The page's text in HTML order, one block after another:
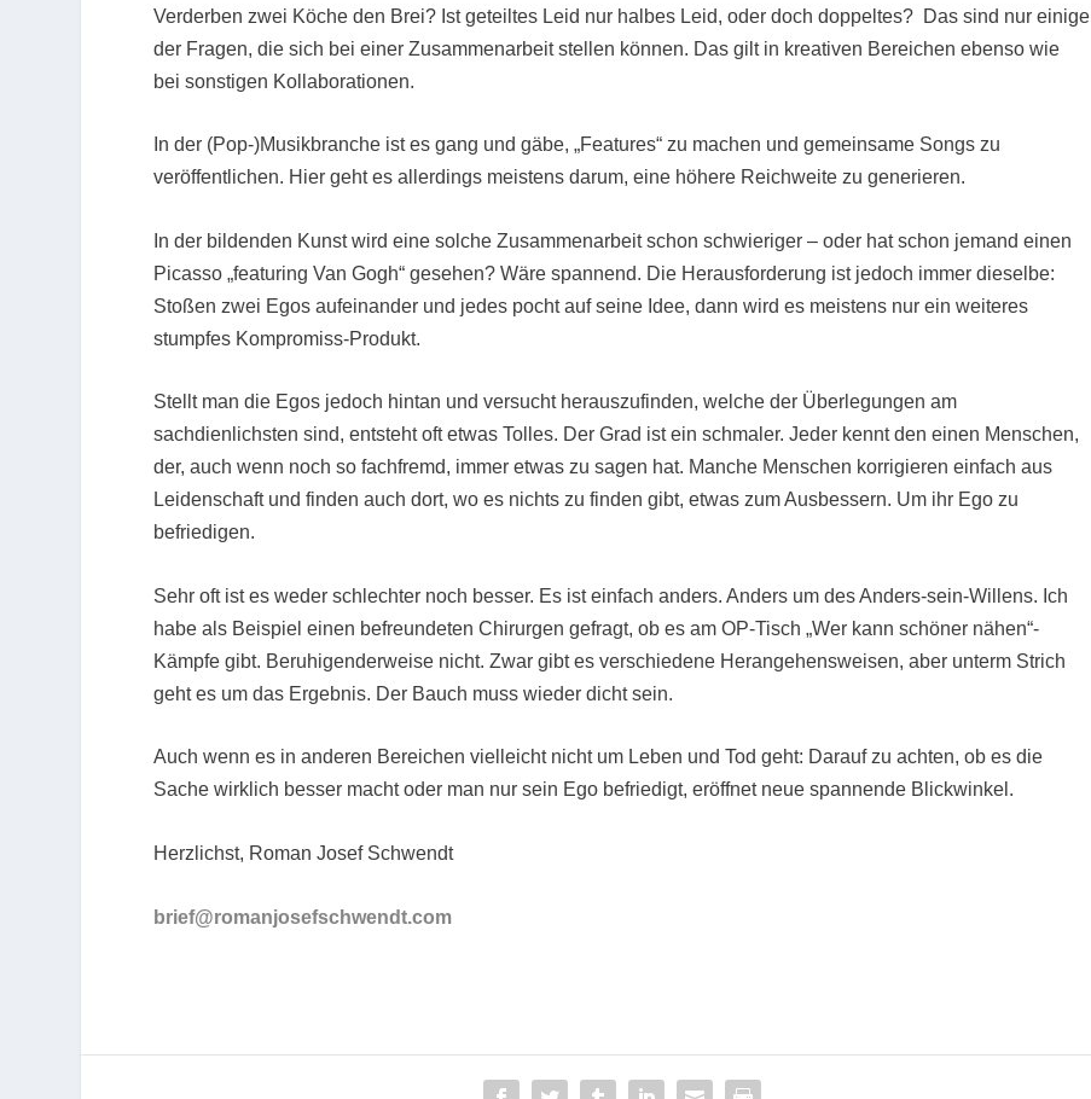
Verderben zwei Köche den Brei? Ist geteiltes Leid nur halbes Leid, oder doch doppeltes? Das sind nur einige
der Fragen, die sich bei einer Zusammenarbeit stellen können. Das gilt in kreativen Bereichen ebenso wie
bei sonstigen Kollaborationen.
In der (Pop-)Musikbranche ist es gang und gäbe, „Features“ zu machen und gemeinsame Songs zu
veröffentlichen. Hier geht es allerdings meistens darum, eine höhere Reichweite zu generieren.
In der bildenden Kunst wird eine solche Zusammenarbeit schon schwieriger – oder hat schon jemand einen
Picasso „featuring Van Gogh“ gesehen? Wäre spannend. Die Herausforderung ist jedoch immer dieselbe:
Stoßen zwei Egos aufeinander und jedes pocht auf seine Idee, dann wird es meistens nur ein weiteres
stumpfes Kompromiss-Produkt.
Stellt man die Egos jedoch hintan und versucht herauszufinden, welche der Überlegungen am
sachdienlichsten sind, entsteht oft etwas Tolles. Der Grad ist ein schmaler. Jeder kennt den einen Menschen,
der, auch wenn noch so fachfremd, immer etwas zu sagen hat. Manche Menschen korrigieren einfach aus
Leidenschaft und finden auch dort, wo es nichts zu finden gibt, etwas zum Ausbessern. Um ihr Ego zu
befriedigen.
Sehr oft ist es weder schlechter noch besser. Es ist einfach anders. Anders um des Anders-sein-Willens. Ich
habe als Beispiel einen befreundeten Chirurgen gefragt, ob es am OP-Tisch „Wer kann schöner nähen“-
Kämpfe gibt. Beruhigenderweise nicht. Zwar gibt es verschiedene Herangehensweisen, aber unterm Strich
geht es um das Ergebnis. Der Bauch muss wieder dicht sein.
Auch wenn es in anderen Bereichen vielleicht nicht um Leben und Tod geht: Darauf zu achten, ob es die
Sache wirklich besser macht oder man nur sein Ego befriedigt, eröffnet neue spannende Blickwinkel.
Herzlichst, Roman Josef Schwendt
brief@romanjosefschwendt.com